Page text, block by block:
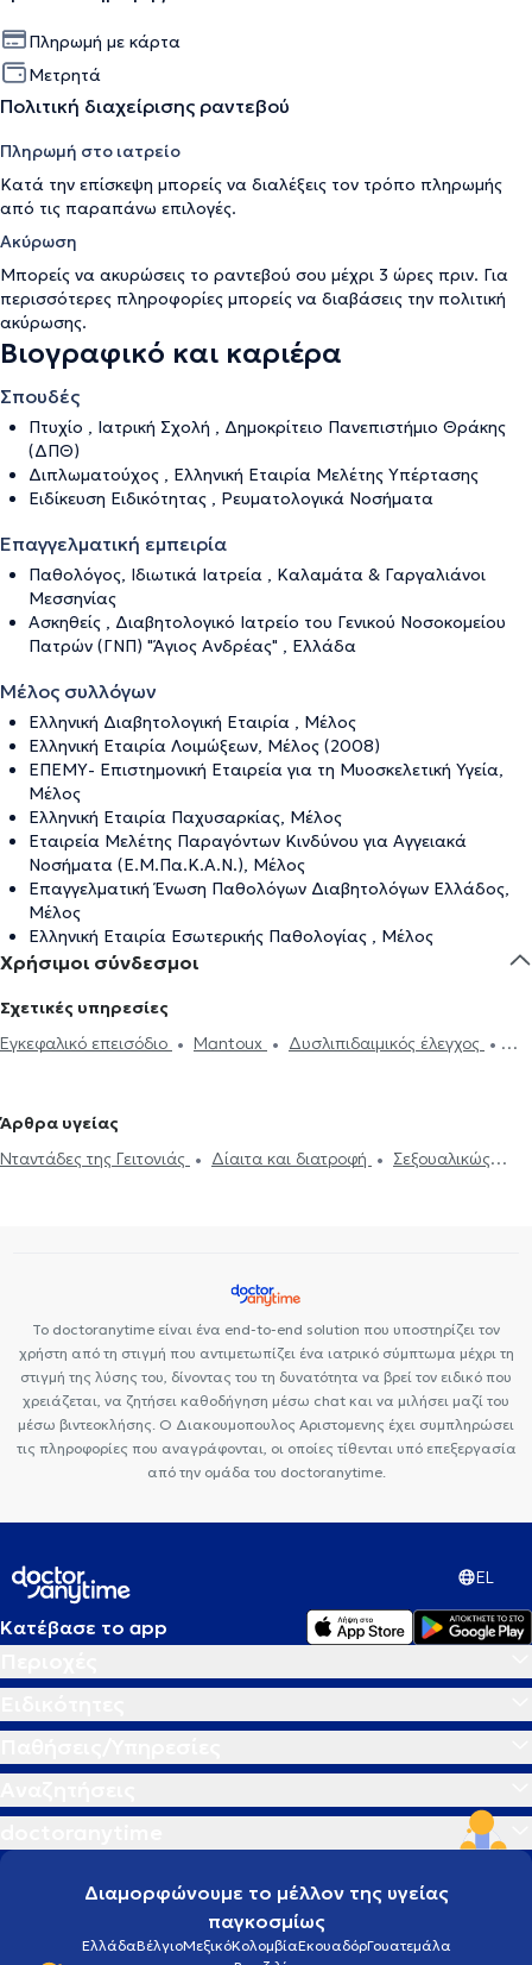
Πληρωμή με κάρτα
Μετρητά
Πολιτική διαχείρισης ραντεβού
Πληρωμή στο ιατρείο
Κατά την επίσκεψη μπορείς να διαλέξεις τον τρόπο πληρωμής
από τις παραπάνω επιλογές.
Ακύρωση
Μπορείς να ακυρώσεις το ραντεβού σου μέχρι 3 ώρες πριν. Για
περισσότερες πληροφορίες μπορείς να διαβάσεις την πολιτική
ακύρωσης.
Βιογραφικό και καριέρα
Σπουδές
Πτυχίο , Ιατρική Σχολή , Δημοκρίτειο Πανεπιστήμιο Θράκης
(ΔΠΘ)
Διπλωματούχος , Ελληνική Εταιρία Μελέτης Υπέρτασης
Ειδίκευση Ειδικότητας , Ρευματολογικά Νοσήματα
Επαγγελματική εμπειρία
Παθολόγος, Ιδιωτικά Ιατρεία , Καλαμάτα & Γαργαλιάνοι
Μεσσηνίας
Ασκηθείς , Διαβητολογικό Ιατρείο του Γενικού Νοσοκομείου
Πατρών (ΓΝΠ) "Άγιος Ανδρέας" , Ελλάδα
Μέλος συλλόγων
Ελληνική Διαβητολογική Εταιρία , Μέλος
Ελληνική Εταιρία Λοιμώξεων, Μέλος (2008)
ΕΠΕΜΥ- Επιστημονική Εταιρεία για τη Μυοσκελετική Υγεία,
Μέλος
Ελληνική Εταιρία Παχυσαρκίας, Μέλος
Εταιρεία Μελέτης Παραγόντων Κινδύνου για Αγγειακά
Νοσήματα (Ε.Μ.Πα.Κ.Α.Ν.), Μέλος
Επαγγελματική Ένωση Παθολόγων Διαβητολόγων Ελλάδος,
Μέλος
Ελληνική Εταιρία Εσωτερικής Παθολογίας , Μέλος
Χρήσιμοι σύνδεσμοι
Σχετικές υπηρεσίες
Εγκεφαλικό επεισόδιο
Mantoux
Δυσλιπιδαιμικός έλεγχος
Νταντάδες της Γειτονιάς
Διαβήτης
Holter πίεσης Δίπλωμα Οδήγησης
Strep test
Άρθρα υγείας
Νταντάδες της Γειτονιάς
Δίαιτα και διατροφή
Σεξουαλικώς
Το doctoranytime είναι ένα end-to-end solution που υποστηρίζει τον
χρήστη από τη στιγμή που αντιμετωπίζει ένα ιατρικό σύμπτωμα μέχρι τη
στιγμή της λύσης του, δίνοντας του τη δυνατότητα να βρεί τον ειδικό που
χρειάζεται, να ζητήσει καθοδήγηση μέσω chat και να μιλήσει μαζί του
μέσω βιντεοκλήσης. Ο Διακουμοπουλος Αριστομενης έχει συμπληρώσει
τις πληροφορίες που αναγράφονται, οι οποίες τίθενται υπό επεξεργασία
από την ομάδα του doctoranytime.
EL
Κατέβασε το app
Διαμορφώνουμε το μέλλον της υγείας
παγκοσμίως
ΕλλάδαΒέλγιοΜεξικόΚολομβίαΕκουαδόρΓουατεμάλα